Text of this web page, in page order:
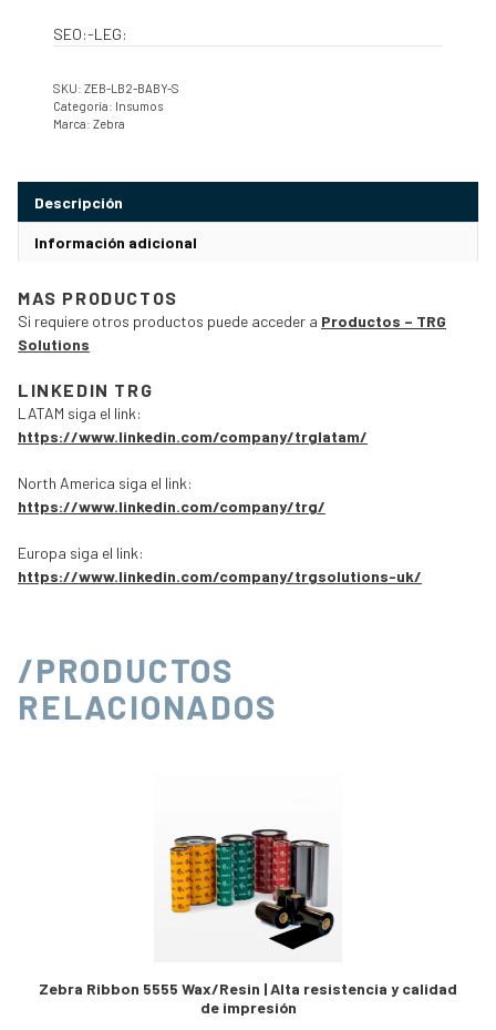
SEO:-LEG:
SKU: ZEB-LB2-BABY-S
Categoría: Insumos
Marca: Zebra
Descripción
Información adicional
MAS PRODUCTOS
Si requiere otros productos puede acceder a Productos – TRG
Solutions
LINKEDIN TRG
LATAM siga el link:
https://www.linkedin.com/company/trglatam/
North America siga el link:
https://www.linkedin.com/company/trg/
Europa siga el link:
https://www.linkedin.com/company/trgsolutions-uk/
/PRODUCTOS
RELACIONADOS
Zebra Ribbon 5555 Wax/Resin | Alta resistencia y calidad
de impresión